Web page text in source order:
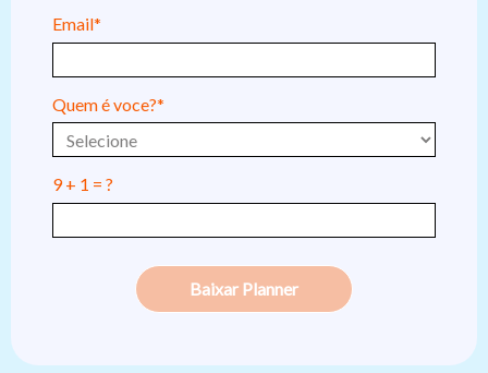
Email*
Quem é voce?*
9 + 1 = ?
Baixar Planner